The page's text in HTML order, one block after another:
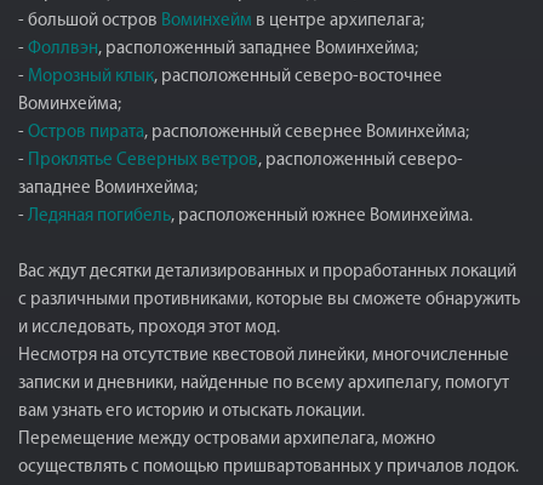
- большой остров Воминхейм в центре архипелага;
- Фоллвэн, расположенный западнее Воминхейма;
- Морозный клык, расположенный северо-восточнее
Воминхейма;
- Остров пирата, расположенный севернее Воминхейма;
- Проклятье Северных ветров, расположенный северо-
западнее Воминхейма;
- Ледяная погибель, расположенный южнее Воминхейма.
Вас ждут десятки детализированных и проработанных локаций
с различными противниками, которые вы сможете обнаружить
и исследовать, проходя этот мод.
Несмотря на отсутствие квестовой линейки, многочисленные
записки и дневники, найденные по всему архипелагу, помогут
вам узнать его историю и отыскать локации.
Перемещение между островами архипелага, можно
осуществлять с помощью пришвартованных у причалов лодок.